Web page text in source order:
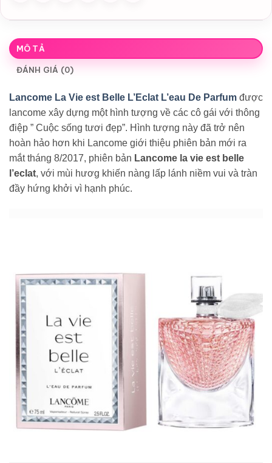
MÔ TẢ
ĐÁNH GIÁ (0)
Lancome La Vie est Belle L’Eclat L’eau De Parfum được
lancome xây dựng một hình tượng về các cô gái với thông
điệp ” Cuộc sống tươi đẹp”. Hình tượng này đã trở nên
hoàn hảo hơn khi Lancome giới thiệu phiên bản mới ra
mắt tháng 8/2017, phiên bản Lancome la vie est belle
l’eclat, với mùi hươg khiến nàng lấp lánh niềm vui và tràn
đầy hứng khởi vì hạnh phúc.